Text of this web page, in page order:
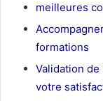
meilleures
formations
Validation de
votre